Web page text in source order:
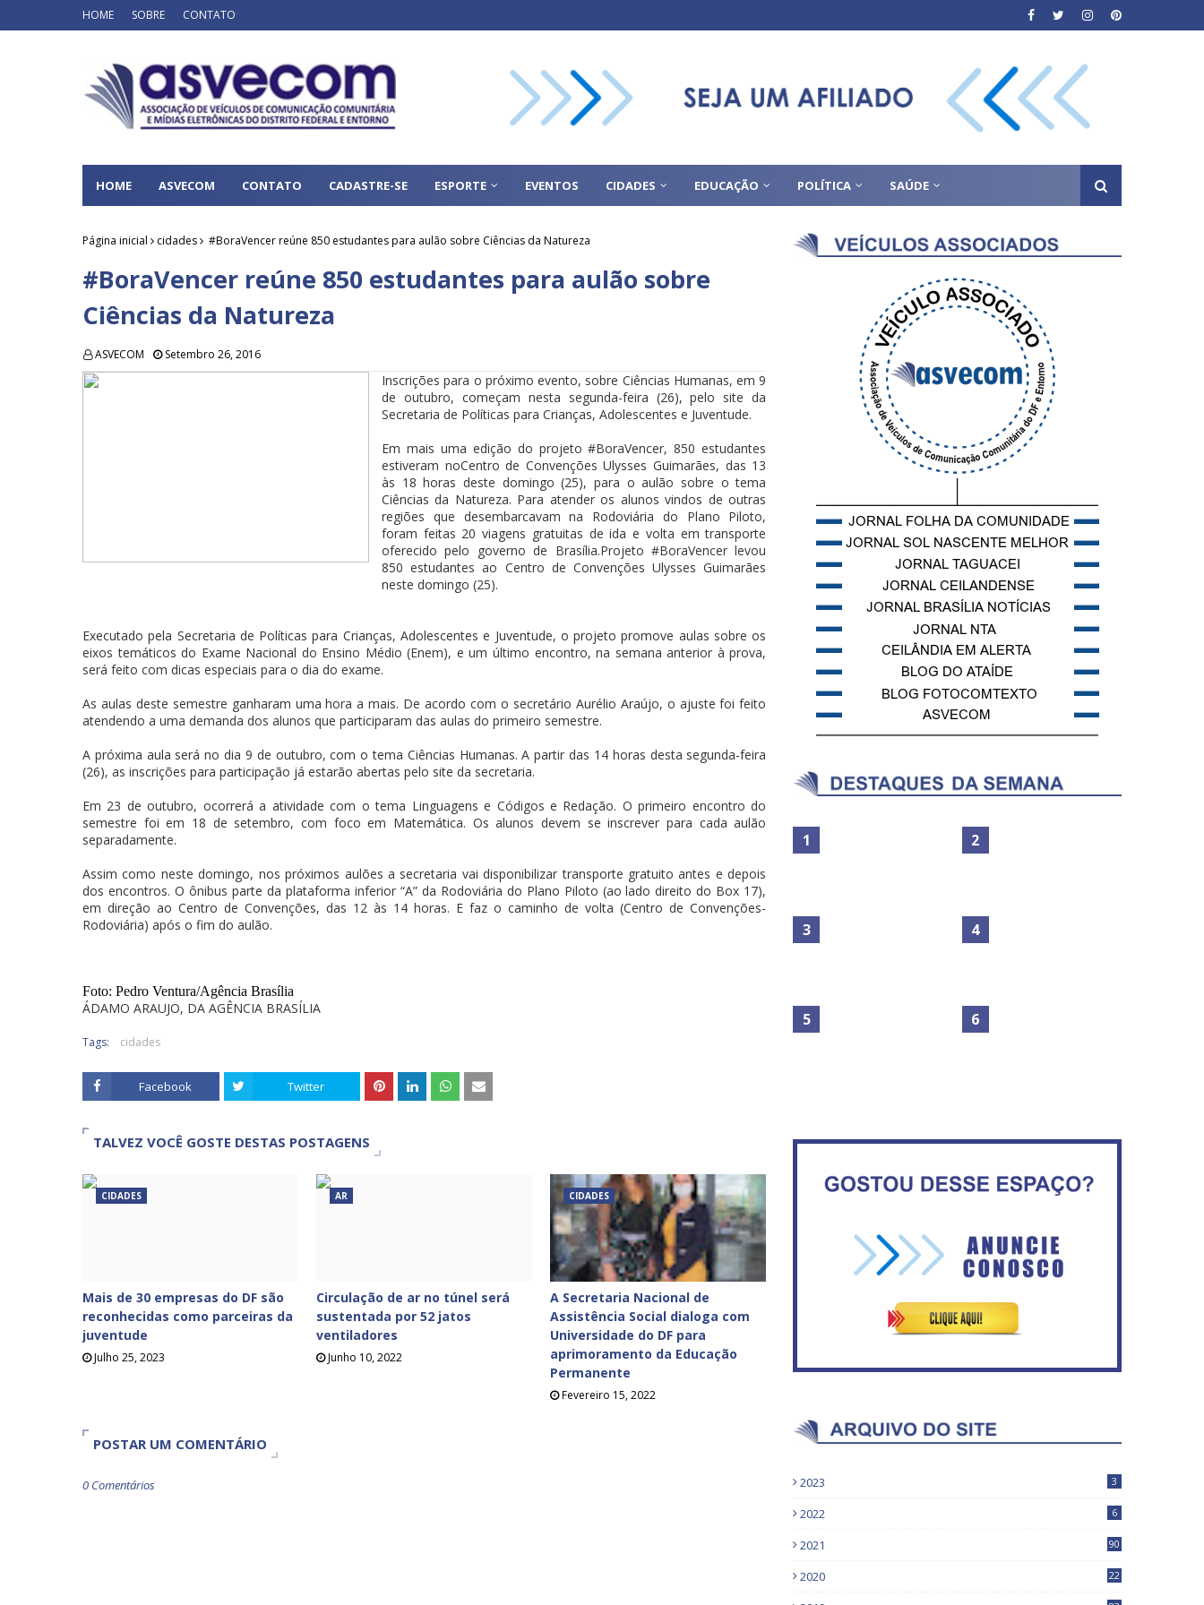
HOME SOBRE CONTATO
HOME ASVECOM CONTATO CADASTRE-SE ESPORTE EVENTOS CIDADES EDUCAÇÃO POLÍTICA SAÚDE
Página inicial cidades #BoraVencer reúne 850 estudantes para aulão sobre Ciências da Natureza
#BoraVencer reúne 850 estudantes para aulão sobre
Ciências da Natureza
ASVECOM Setembro 26, 2016
Inscrições para o próximo evento, sobre Ciências Humanas, em 9
de outubro, começam nesta segunda-feira (26), pelo site da
Secretaria de Políticas para Crianças, Adolescentes e Juventude.
Em mais uma edição do projeto #BoraVencer, 850 estudantes
estiveram noCentro de Convenções Ulysses Guimarães, das 13
às 18 horas deste domingo (25), para o aulão sobre o tema
Ciências da Natureza. Para atender os alunos vindos de outras
regiões que desembarcavam na Rodoviária do Plano Piloto,
foram feitas 20 viagens gratuitas de ida e volta em transporte
oferecido pelo governo de Brasília.Projeto #BoraVencer levou
850 estudantes ao Centro de Convenções Ulysses Guimarães
neste domingo (25).
Executado pela Secretaria de Políticas para Crianças, Adolescentes e Juventude, o projeto promove aulas sobre os
eixos temáticos do Exame Nacional do Ensino Médio (Enem), e um último encontro, na semana anterior à prova,
será feito com dicas especiais para o dia do exame.
As aulas deste semestre ganharam uma hora a mais. De acordo com o secretário Aurélio Araújo, o ajuste foi feito
atendendo a uma demanda dos alunos que participaram das aulas do primeiro semestre.
A próxima aula será no dia 9 de outubro, com o tema Ciências Humanas. A partir das 14 horas desta segunda-feira
(26), as inscrições para participação já estarão abertas pelo site da secretaria.
Em 23 de outubro, ocorrerá a atividade com o tema Linguagens e Códigos e Redação. O primeiro encontro do
semestre foi em 18 de setembro, com foco em Matemática. Os alunos devem se inscrever para cada aulão
separadamente.
Assim como neste domingo, nos próximos aulões a secretaria vai disponibilizar transporte gratuito antes e depois
dos encontros. O ônibus parte da plataforma inferior “A” da Rodoviária do Plano Piloto (ao lado direito do Box 17),
em direção ao Centro de Convenções, das 12 às 14 horas. E faz o caminho de volta (Centro de Convenções-
Rodoviária) após o fim do aulão.
Foto: Pedro Ventura/Agência Brasília
ÁDAMO ARAUJO, DA AGÊNCIA BRASÍLIA
Tags: cidades
Facebook Twitter
TALVEZ VOCÊ GOSTE DESTAS POSTAGENS
CIDADES
Mais de 30 empresas do DF são
reconhecidas como parceiras da
juventude
Julho 25, 2023
AR
Circulação de ar no túnel será
sustentada por 52 jatos
ventiladores
Junho 10, 2022
CIDADES
A Secretaria Nacional de
Assistência Social dialoga com
Universidade do DF para
aprimoramento da Educação
Permanente
Fevereiro 15, 2022
POSTAR UM COMENTÁRIO
0 Comentários
buscar ajuda do governo
será sustentada por 52 jatos
ventiladores
2023 3
2022 6
2021 90
2020
22